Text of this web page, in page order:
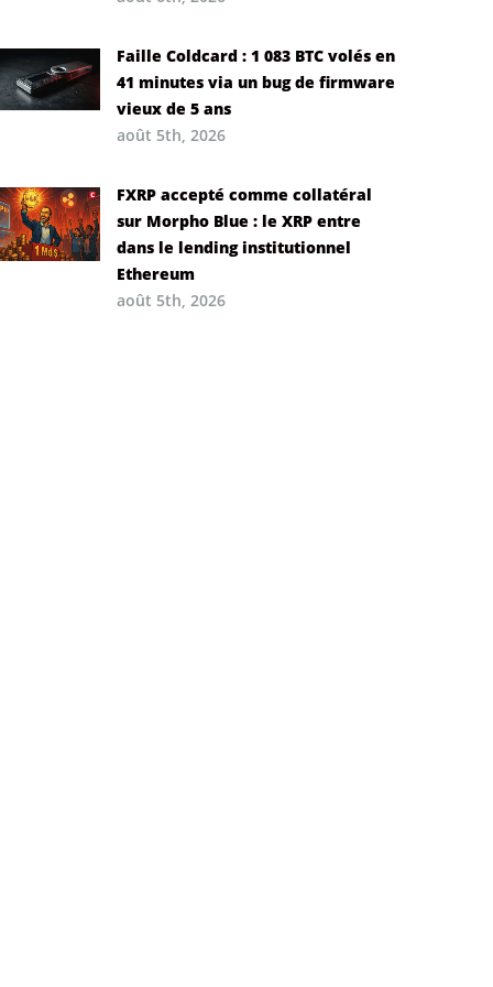
Faille Coldcard : 1 083 BTC volés en
41 minutes via un bug de firmware
vieux de 5 ans
août 5th, 2026
FXRP accepté comme collatéral
sur Morpho Blue : le XRP entre
dans le lending institutionnel
Ethereum
août 5th, 2026